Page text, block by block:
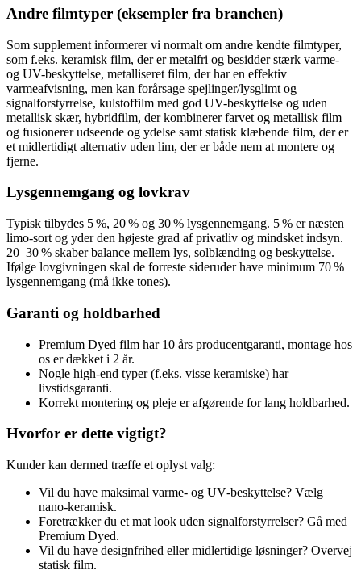
Andre filmtyper (eksempler fra branchen)
Som supplement informerer vi normalt om andre kendte filmtyper,
som f.eks. keramisk film, der er metalfri og besidder stærk varme-
og UV-beskyttelse, metalliseret film, der har en effektiv
varmeafvisning, men kan forårsage spejlinger/lysglimt og
signalforstyrrelse, kulstoffilm med god UV-beskyttelse og uden
metallisk skær, hybridfilm, der kombinerer farvet og metallisk film
og fusionerer udseende og ydelse samt statisk klæbende film, der er
et midlertidigt alternativ uden lim, der er både nem at montere og
fjerne.
Lysgennemgang og lovkrav
Typisk tilbydes 5 %, 20 % og 30 % lysgennemgang. 5 % er næsten
limo-sort og yder den højeste grad af privatliv og mindsket indsyn.
20–30 % skaber balance mellem lys, solblænding og beskyttelse.
Ifølge lovgivningen skal de forreste sideruder have minimum 70 %
lysgennemgang (må ikke tones).
Garanti og holdbarhed
Premium Dyed film har 10 års producentgaranti, montage hos
os er dækket i 2 år.
Nogle high‑end typer (f.eks. visse keramiske) har
livstidsgaranti.
Korrekt montering og pleje er afgørende for lang holdbarhed.
Hvorfor er dette vigtigt?
Kunder kan dermed træffe et oplyst valg:
Vil du have maksimal varme- og UV‑beskyttelse? Vælg
nano-keramisk.
Foretrækker du et mat look uden signalforstyrrelser? Gå med
Premium Dyed.
Vil du have designfrihed eller midlertidige løsninger? Overvej
statisk film.